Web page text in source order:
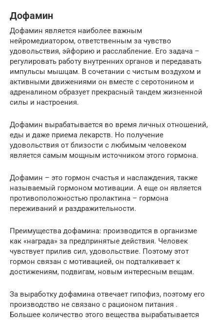
Дофамин
Дофамин является наиболее важным
нейромедиатором, ответственным за чувство
удовольствия, эйфорию и расслабление. Его задача –
регулировать работу внутренних органов и передавать
импульсы мышцам. В сочетании с чистым воздухом и
активными движениями он вместе с серотонином и
адреналином образует прекрасный тандем жизненной
силы и настроения.
Дофамин вырабатывается во время личных отношений,
еды и даже приема лекарств. Но получение
удовольствия от близости с любимым человеком
является самым мощным источником этого гормона.
Дофамин – это гормон счастья и наслаждения, также
называемый гормоном мотивации. А еще он является
противоположностью пролактина – гормона
переживаний и раздражительности.
Преимущества дофамина: производится в организме
как «награда» за предпринятые действия. Человек
чувствует прилив сил, удовольствие. Поэтому этот
гормон связан с мотивацией, он подталкивает к
достижениям, подвигам, новым интересным вещам.
За выработку дофамина отвечает гипофиз, поэтому его
производство не связано с рационом питания .
Большее количество этого вещества вырабатывается